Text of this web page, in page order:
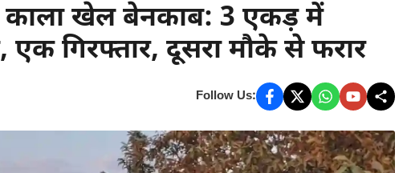
काला खेल बेनकाब: 3 एकड़ में
गिरफ्तार, दूसरा मौके से फरार
Follow Us: